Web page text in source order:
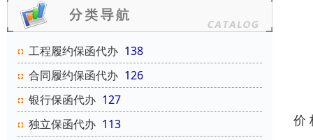
工程履约保函代办 138
合同履约保函代办 126
银行保函代办 127
独立保函代办 113
价